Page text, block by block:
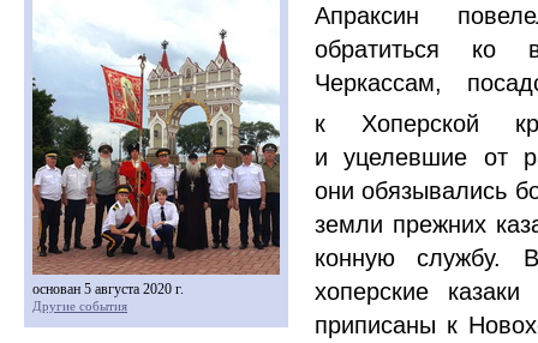
Апраксин
обратиться ко
Черкассам,
к Хоперской
и уцелевшие от
они обязывались
земли прежних
конную службу.
хоперские
приписаны к
основан 5 августа 2020 г.
Другие события